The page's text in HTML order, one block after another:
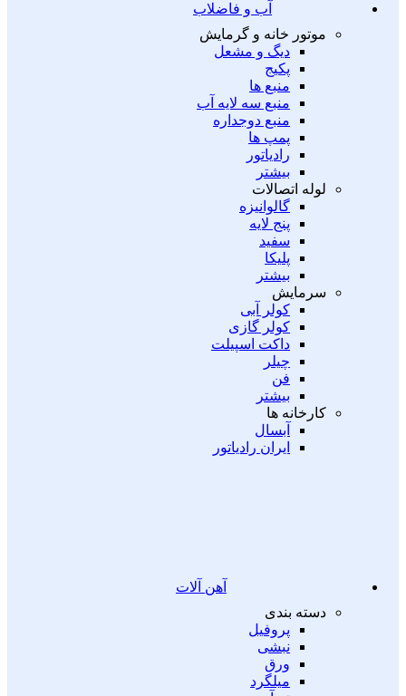
آب و فاضلاب
موتور خانه و گرمایش
دیگ و مشعل
پکیج
منبع ها
منبع سه لایه آب
منبع دوجداره
پمپ ها
رادیاتور
بیشتر
لوله اتصالات
گالوانیزه
پنج لایه
سفید
پلیکا
بیشتر
سرمایش
کولر آبی
کولر گازی
داکت اسپیلت
چیلر
فن
بیشتر
کارخانه ها
آبسال
ایران رادیاتور
آهن آلات
دسته بندی
پروفیل
نبشی
ورق
میلگرد